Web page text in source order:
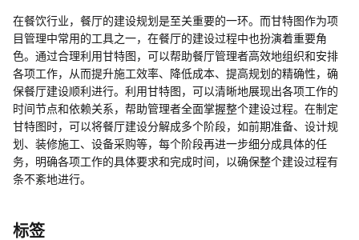
在餐饮行业，餐厅的建设规划是至关重要的一环。而甘特图作为项
目管理中常用的工具之一，在餐厅的建设过程中也扮演着重要角
色。通过合理利用甘特图，可以帮助餐厅管理者高效地组织和安排
各项工作，从而提升施工效率、降低成本、提高规划的精确性，确
保餐厅建设顺利进行。利用甘特图，可以清晰地展现出各项工作的
时间节点和依赖关系，帮助管理者全面掌握整个建设过程。在制定
甘特图时，可以将餐厅建设分解成多个阶段，如前期准备、设计规
划、装修施工、设备采购等，每个阶段再进一步细分成具体的任
务，明确各项工作的具体要求和完成时间，以确保整个建设过程有
条不紊地进行。
标签